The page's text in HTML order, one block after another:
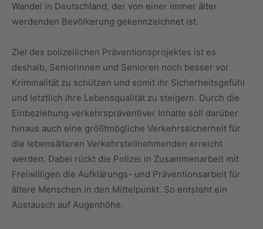
Wandel in Deutschland, der von einer immer älter
werdenden Bevölkerung gekennzeichnet ist.
Ziel des polizeilichen Präventionsprojektes ist es
deshalb, Seniorinnen und Senioren noch besser vor
Kriminalität zu schützen und somit ihr Sicherheitsgefühl
und letztlich ihre Lebensqualität zu steigern. Durch die
Einbeziehung verkehrspräventiver Inhalte soll darüber
hinaus auch eine größtmögliche Verkehrssicherheit für
die lebensälteren Verkehrsteilnehmenden erreicht
werden. Dabei rückt die Polizei in Zusammenarbeit mit
Freiwilligen die Aufklärungs- und Präventionsarbeit für
ältere Menschen in den Mittelpunkt. So entsteht ein
Austausch auf Augenhöhe.